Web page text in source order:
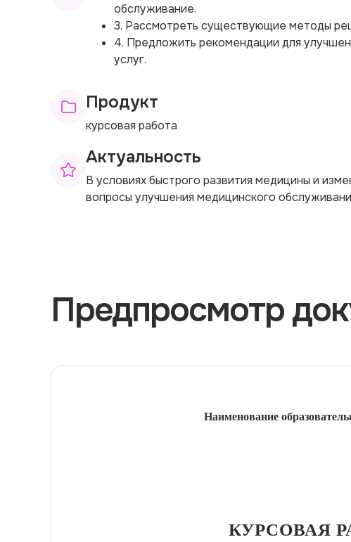
обслуживание.
3. Рассмотреть существующие методы
4. Предложить рекомендации для
услуг.
Продукт
курсовая работа
Актуальность
В условиях быстрого развития медицины и
вопросы улучшения медицинского
Предпросмотр
Наименование
КУРСОВАЯ